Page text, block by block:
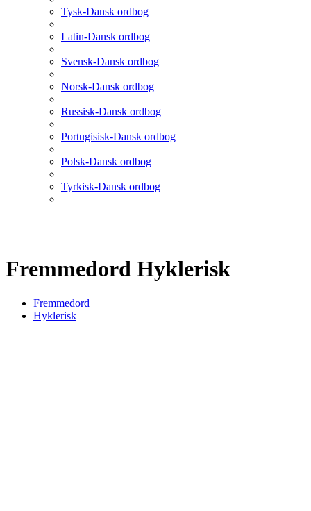
Tysk-Dansk ordbog
Latin-Dansk ordbog
Svensk-Dansk ordbog
Norsk-Dansk ordbog
Russisk-Dansk ordbog
Portugisisk-Dansk ordbog
Polsk-Dansk ordbog
Tyrkisk-Dansk ordbog
Fremmedord Hyklerisk
Fremmedord
Hyklerisk